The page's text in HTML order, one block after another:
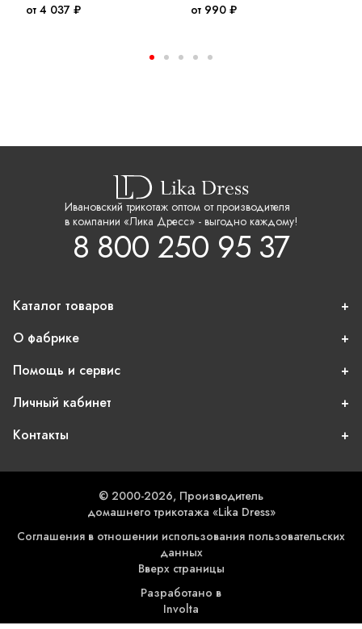
от 4 037 ₽ от 990 ₽
Ивановский трикотаж оптом от производителя
в компании «Лика Дресс» - выгодно каждому!
8 800 250 95 37
Каталог товаров
О фабрике
Помощь и сервис
Личный кабинет
Контакты
© 2000-2026, Производитель
домашнего трикотажа «Lika Dress»
Соглашения в отношении использования пользовательских
данных
Вверх страницы
Разработано в
Involta